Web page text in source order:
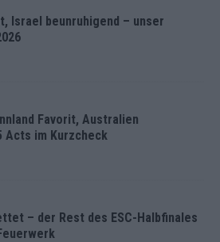
Israel beunruhigend – unser
Favorit, Australien
Acts im Kurzcheck
– der Rest des ESC-Halbfinales